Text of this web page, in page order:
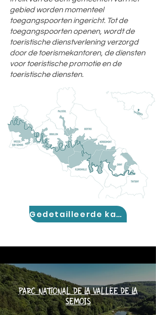
gebied worden momenteel
toegangspoorten ingericht. Tot de
toegangspoorten openen, wordt de
toeristische dienstverlening verzorgd
door de toerismekantoren, de diensten
voor toeristische promotie en de
toeristische diensten.
Gedetailleerde kaart
PARC NATIONAL DE LA VALLÉE DE LA
SEMOIS